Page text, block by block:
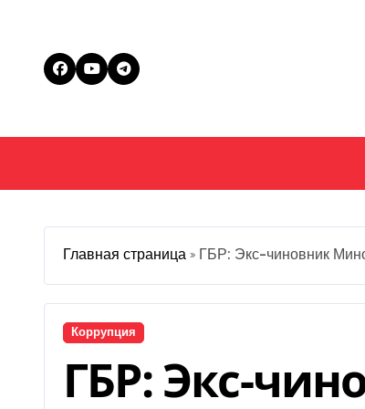
Главная страница » ГБР: Экс-чиновник
Коррупция
ГБР: Экс-